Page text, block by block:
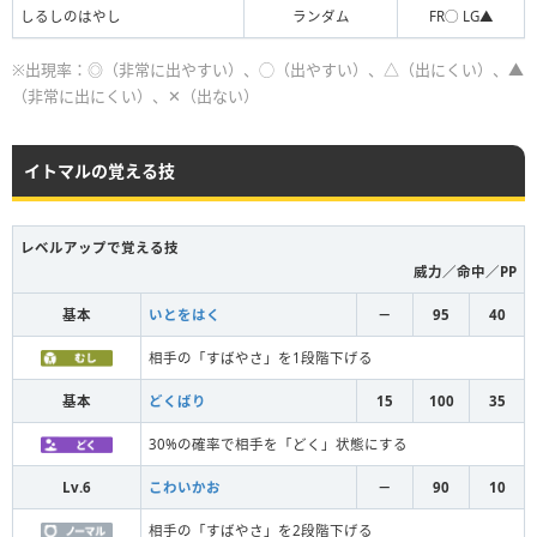
しるしのはやし ランダム FR◯ LG▲
※出現率：◎（非常に出やすい）、◯（出やすい）、△（出にくい）、▲
（非常に出にくい）、✕（出ない）
イトマルの覚える技
レベルアップで覚える技
威力／命中／PP
基本 いとをはく － 95 40
相手の「すばやさ」を1段階下げる
基本 どくばり 15 100 35
30%の確率で相手を「どく」状態にする
Lv.6 こわいかお － 90 10
相手の「すばやさ」を2段階下げる